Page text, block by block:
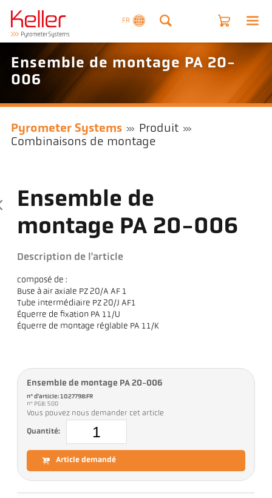
FR
Ensemble de montage PA 20-
006
Pyrometer Systems
Produit
Combinaisons de montage
Ensemble de
montage PA 20-006
Description de l'article
composé de :
Buse à air axiale PZ 20/A AF 1
Tube intermédiaire PZ 20/J AF1
Équerre de fixation PA 11/U
Équerre de montage réglable PA 11/K
Ensemble de montage PA 20-006
n° d'article: 1027798:FR
n° PGB: 500
Vous pouvez nous demander cet article
Quantité:
Article demandé